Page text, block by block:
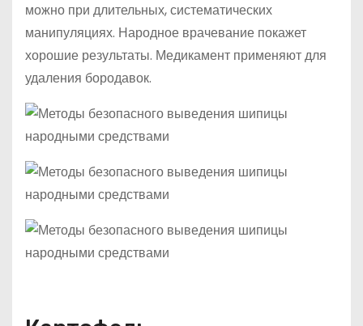
можно при длительных, систематических
манипуляциях. Народное врачевание покажет
хорошие результаты. Медикамент применяют для
удаления бородавок.